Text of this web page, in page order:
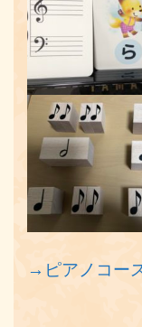
→ピアノコー